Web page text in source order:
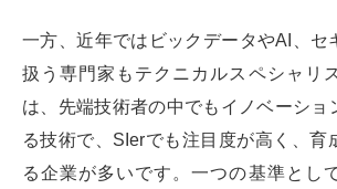
一方、近年ではビックデータやAI、セ
扱う専門家もテクニカルスペシャリ
は、先端技術者の中でもイノベーショ
る技術で、SIerでも注目度が高く、育
る企業が多いです。一つの基準とし